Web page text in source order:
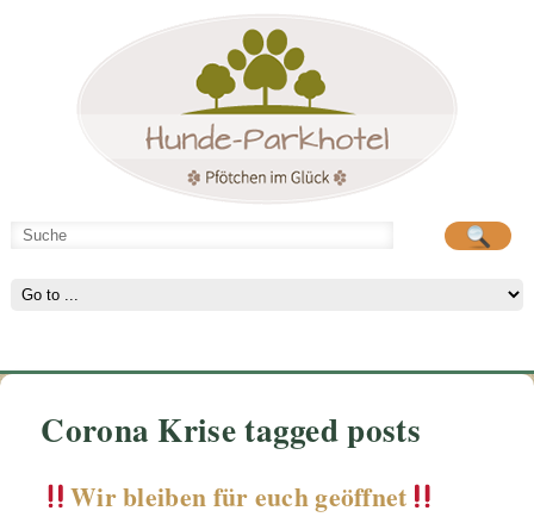
Hunde-Parkhotel
Corona Krise tagged posts
Wir bleiben für euch geöffnet